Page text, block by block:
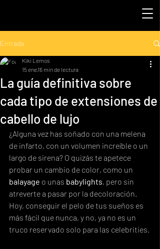
Entrada
La guía definitiva sobre
cada tipo de extensiones de
cabello de lujo
Kiki Lemos
15 ene16 min de lectura
¿Alguna vez has soñado con una melena
de infarto, con un volumen increíble o un
largo de sirena? O quizás te apetece
probar un cambio de color, como un
balayage o unas babylights, pero sin
atreverte a pasar por la decoloración.
Hoy, conseguir el pelo de tus sueños es
más fácil que nunca, y no, ya no es un
truco reservado solo para las celebrities.